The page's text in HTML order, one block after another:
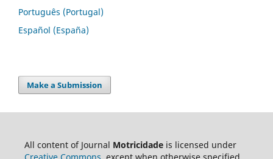
Português (Portugal)
Español (España)
Make a Submission
All content of Journal Motricidadeis licensed under